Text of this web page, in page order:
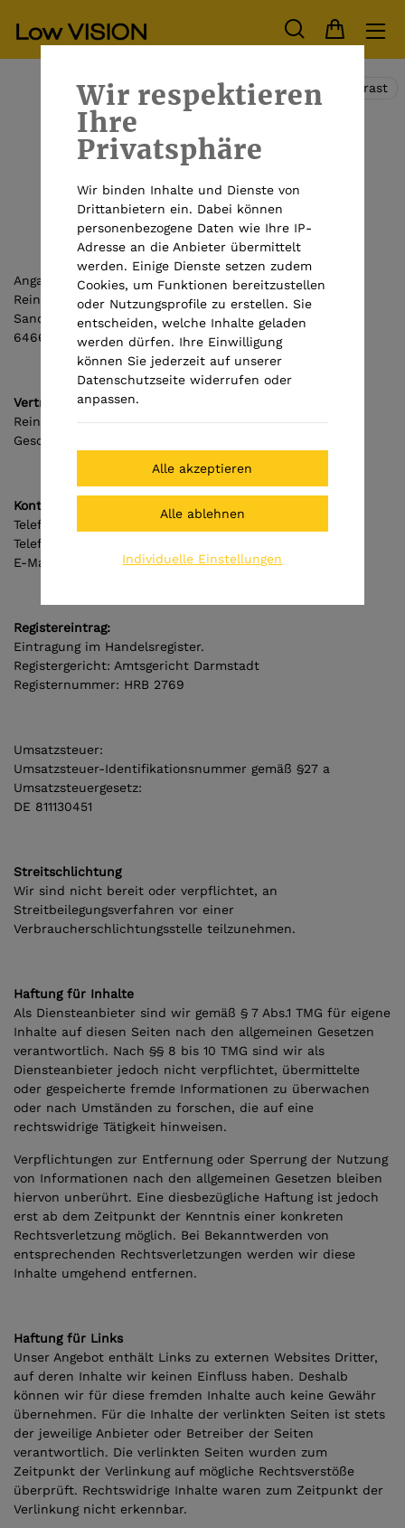
Hoher Kontrast
Impressum
Angaben gemäß § 5 TMG:
Reinecker Vision GmbH
Sandwiesenstraße 19
64665 Alsbach-Hähnlein
Vertreten durch:
Reinecker Vision GmbH, vertreten durch die
Geschäftsführer Max Reinecker und Meike Reinecker
Kontakt:
Telefon: 06257 9311-0
Telefax: 06257 9311-8008
E-Mail: info@reineckervision.de
Registereintrag:
Eintragung im Handelsregister.
Registergericht: Amtsgericht Darmstadt
Registernummer: HRB 2769
Umsatzsteuer:
Umsatzsteuer-Identifikationsnummer gemäß §27 a
Umsatzsteuergesetz:
DE 811130451
Streitschlichtung
Wir sind nicht bereit oder verpflichtet, an
Streitbeilegungsverfahren vor einer
Verbraucherschlichtungsstelle teilzunehmen.
Haftung für Inhalte
Als Diensteanbieter sind wir gemäß § 7 Abs.1 TMG für eigene
Inhalte auf diesen Seiten nach den allgemeinen Gesetzen
verantwortlich. Nach §§ 8 bis 10 TMG sind wir als
Diensteanbieter jedoch nicht verpflichtet, übermittelte
oder gespeicherte fremde Informationen zu überwachen
oder nach Umständen zu forschen, die auf eine
rechtswidrige Tätigkeit hinweisen.
Verpflichtungen zur Entfernung oder Sperrung der Nutzung
von Informationen nach den allgemeinen Gesetzen bleiben
hiervon unberührt. Eine diesbezügliche Haftung ist jedoch
erst ab dem Zeitpunkt der Kenntnis einer konkreten
Rechtsverletzung möglich. Bei Bekanntwerden von
entsprechenden Rechtsverletzungen werden wir diese
Inhalte umgehend entfernen.
Haftung für Links
Unser Angebot enthält Links zu externen Websites Dritter,
auf deren Inhalte wir keinen Einfluss haben. Deshalb
können wir für diese fremden Inhalte auch keine Gewähr
übernehmen. Für die Inhalte der verlinkten Seiten ist stets
der jeweilige Anbieter oder Betreiber der Seiten
verantwortlich. Die verlinkten Seiten wurden zum
Zeitpunkt der Verlinkung auf mögliche Rechtsverstöße
überprüft. Rechtswidrige Inhalte waren zum Zeitpunkt der
Verlinkung nicht erkennbar.
Wir respektieren
Ihre
Privatsphäre
Wir binden Inhalte und Dienste von
Drittanbietern ein. Dabei können
personenbezogene Daten wie Ihre IP-
Adresse an die Anbieter übermittelt
werden. Einige Dienste setzen zudem
Cookies, um Funktionen bereitzustellen
oder Nutzungsprofile zu erstellen. Sie
entscheiden, welche Inhalte geladen
werden dürfen. Ihre Einwilligung
können Sie jederzeit auf unserer
Datenschutzseite widerrufen oder
anpassen.
Individuelle Einstellungen